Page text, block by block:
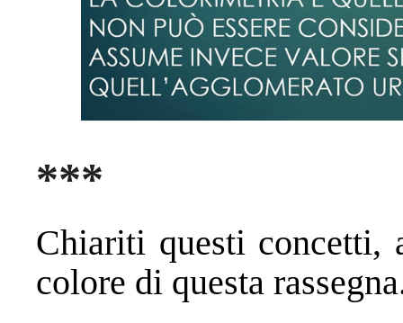
***
Chiariti questi concetti,
colore di questa